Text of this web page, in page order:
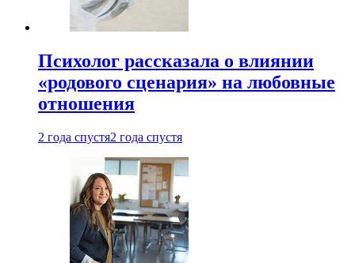
Психолог рассказала о влиянии
«родового сценария» на любовные
отношения
2 года спустя2 года спустя